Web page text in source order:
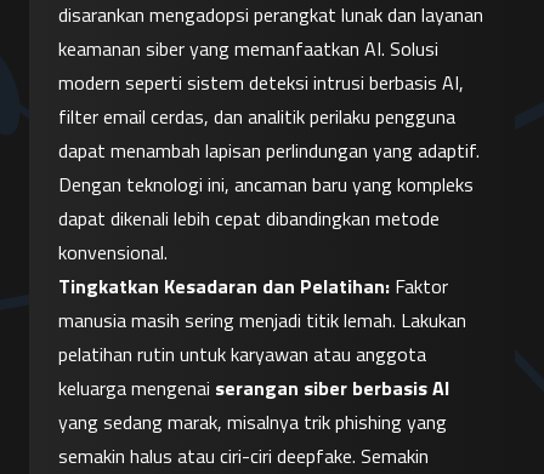
disarankan mengadopsi perangkat lunak dan layanan
keamanan siber yang memanfaatkan AI. Solusi
modern seperti sistem deteksi intrusi berbasis AI,
filter email cerdas, dan analitik perilaku pengguna
dapat menambah lapisan perlindungan yang adaptif.
Dengan teknologi ini, ancaman baru yang kompleks
dapat dikenali lebih cepat dibandingkan metode
konvensional.
Tingkatkan Kesadaran dan Pelatihan: Faktor
manusia masih sering menjadi titik lemah. Lakukan
pelatihan rutin untuk karyawan atau anggota
keluarga mengenai serangan siber berbasis AI
yang sedang marak, misalnya trik phishing yang
semakin halus atau ciri-ciri deepfake. Semakin